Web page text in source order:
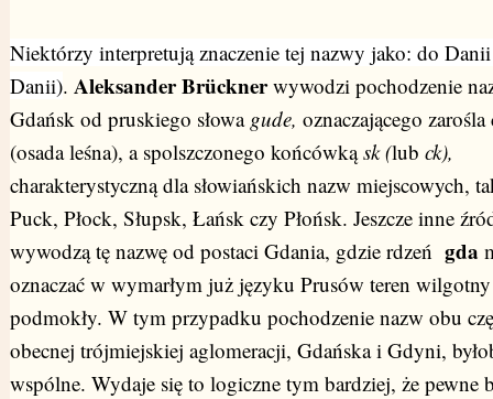
Niektórzy interpretują znaczenie tej nazwy jako: do
Danii). Aleksander Brücknerwywodzi pochodzenie
Gdańsk od pruskiego słowa gude, oznaczającego zarośla
(osada leśna), a spolszczonego końcówkąsk (lub ck),
charakterystyczną dla słowiańskich nazw miejscowych,
Puck, Płock, Słupsk, Łańsk czy Płońsk. Jeszcze inne
wywodzą tę nazwę od postaci Gdania, gdzie rdzeń gda
oznaczać w wymarłym już języku Prusów teren
podmokły. W tym przypadku pochodzenie nazw obu
obecnej trójmiejskiej aglomeracji, Gdańska i Gdyni,
wspólne. Wydaje się to logiczne tym bardziej, że pewne